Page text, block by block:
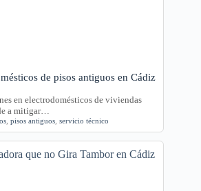
de pisos antiguos en Cádiz
en electrodomésticos de viviendas
a mitigar…
pisos antiguos servicio técnico